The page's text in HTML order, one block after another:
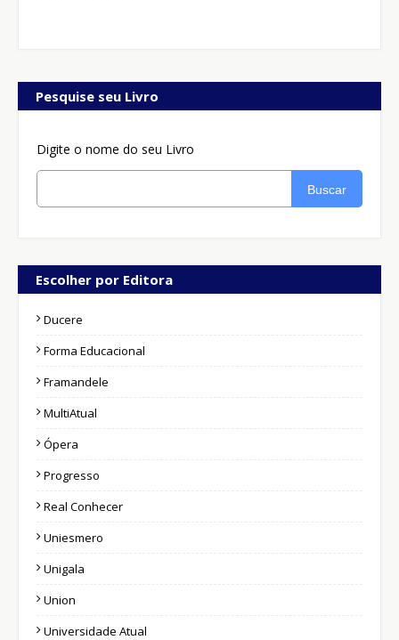
Pesquise seu Livro
Digite o nome do seu Livro
Buscar
Escolher por Editora
Ducere
Forma Educacional
Framandele
MultiAtual
Ópera
Progresso
Real Conhecer
Uniesmero
Unigala
Union
Universidade Atual